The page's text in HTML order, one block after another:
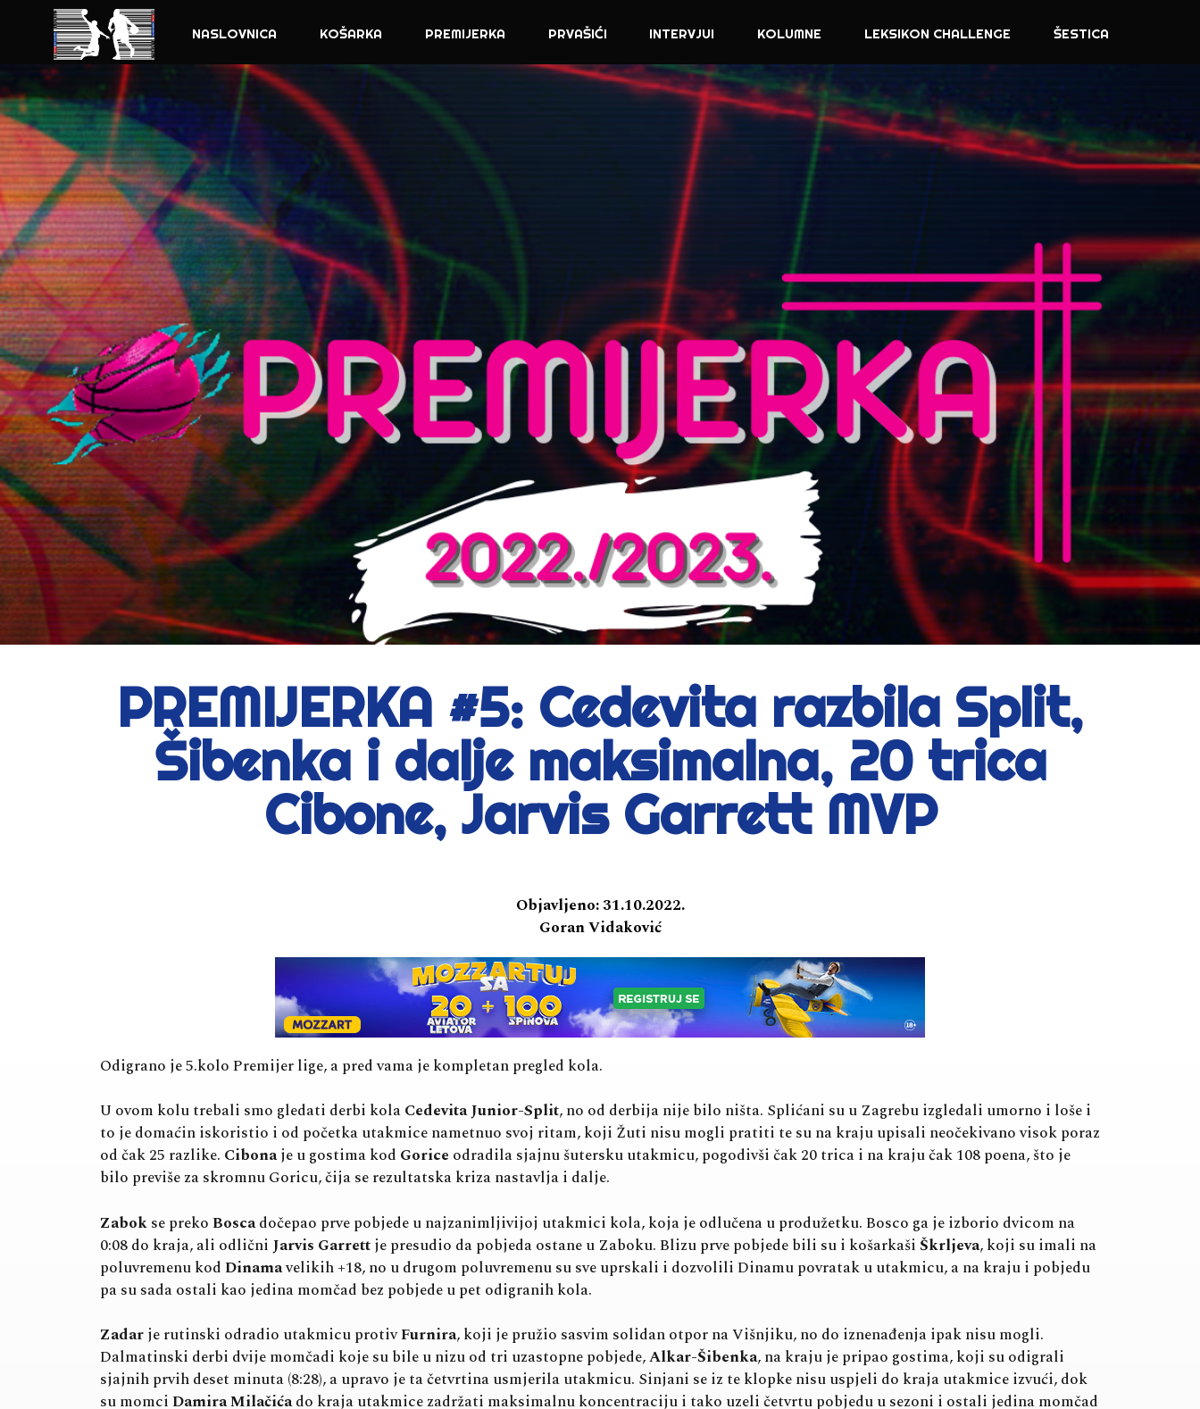
NASLOVNICA KOŠARKA PREMIJERKA PRVAŠIĆI INTERVJUI KOLUMNE LEKSIKON CHALLENGE ŠESTICA
PREMIJERKA #5: Cedevita razbila Split,
Šibenka i dalje maksimalna, 20 trica
Cibone, Jarvis Garrett MVP
Objavljeno: 31.10.2022.
Goran Vidaković
Odigrano je 5.kolo Premijer lige, a pred vama je kompletan pregled kola.
U ovom kolu trebali smo gledati derbi kolaCedevita Junior-Split, no od derbija nije bilo ništa. Splićani su u Zagrebu izgledali umorno i loše i
to je domaćin iskoristio i od početka utakmice nametnuo svoj ritam, koji Žuti nisu mogli pratiti te su na kraju upisali neočekivano visok poraz
od čak 25 razlike. Cibonaje u gostima kod Gorice odradila sjajnu šutersku utakmicu, pogodivši čak 20 trica i na kraju čak 108 poena, što je
bilo previše za skromnu Goricu, čija se rezultatska kriza nastavlja i dalje.
Zabokse prekoBoscadočepao prve pobjede u najzanimljivijoj utakmici kola, koja je odlučena u produžetku. Bosco ga je izborio dvicom na
0:08 do kraja, ali odlični Jarvis Garrettje presudio da pobjeda ostane u Zaboku. Blizu prve pobjede bili su i košarkašiŠkrljeva, koji su imali na
poluvremenu kodDinamavelikih +18, no u drugom poluvremenu su sve uprskali i dozvolili Dinamu povratak u utakmicu, a na kraju i pobjedu
pa su sada ostali kao jedina momčad bez pobjede u pet odigranih kola.
Zadarje rutinski odradio utakmicu protivFurnira, koji je pružio sasvim solidan otpor na Višnjiku, no do iznenađenja ipak nisu mogli.
Dalmatinski derbi dvije momčadi koje su bile u nizu od tri uzastopne pobjede,Alkar-Šibenka, na kraju je pripao gostima, koji su odigrali
sjajnih prvih deset minuta (8:28), a upravo je ta četvrtina usmjerila utakmicu. Sinjani se iz te klopke nisu uspjeli do kraja utakmice izvući, dok
su momciDamira Milačićado kraja utakmice zadržati maksimalnu koncentraciju i tako uzeli četvrtu pobjedu u sezoni i ostali jedina momčad